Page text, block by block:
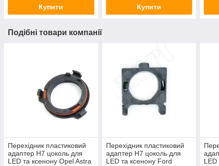
Купити Купити
Подібні товари компанії
Перехідник пластиковий
адаптер H7 цоколь для
LED та ксенону Opel Astra
Перехідник пластиковий
адаптер H7 цоколь для
LED та ксенону Ford
LED